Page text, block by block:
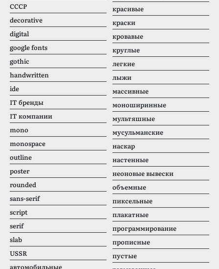
CCCР
decorative
digital
google fonts
gothic
handwritten
ide
IT бренды
IT компании
mono
monospace
outline
poster
rounded
sans-serif
script
serif
slab
USSR
автомобильные
красивые
краски
кровавые
круглые
легкие
лыжи
массивные
моноширинные
мультяшные
мусульманские
наскар
настенные
неоновые вывески
объемные
пиксельные
плакатные
программирование
прописные
пустые